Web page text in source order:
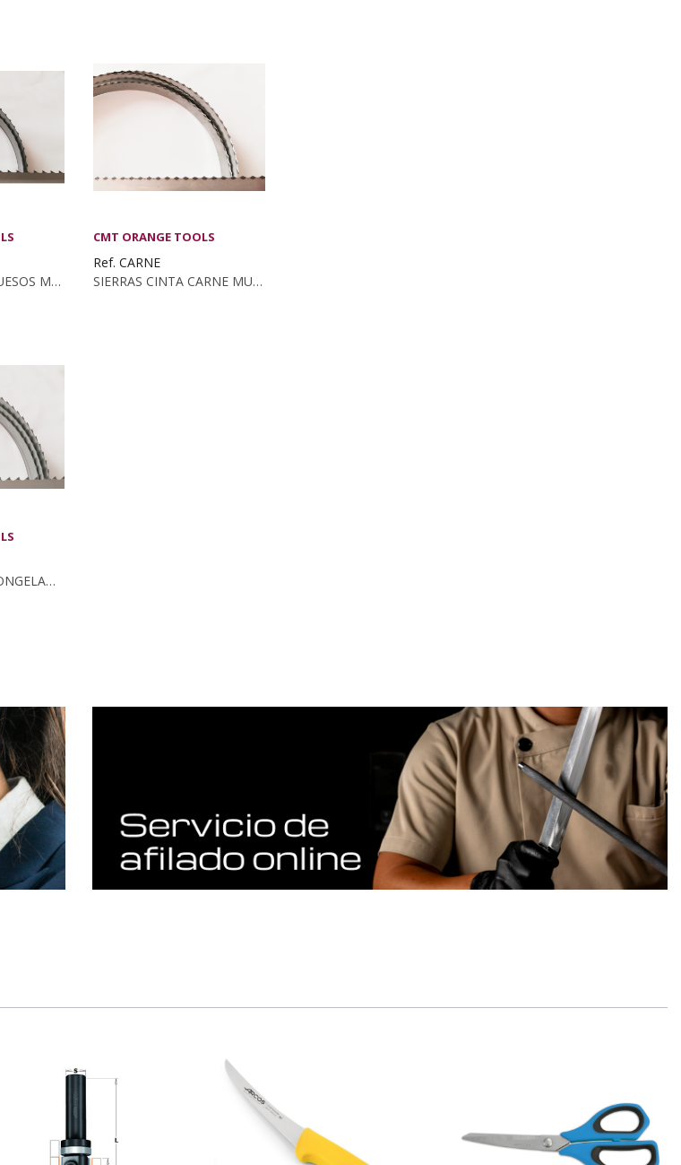
SIERRAS CINTA HUESOS MUNKFORS (4 Unidades)
SIERRAS CINTA CONGELADO MUNKFORS (4 Unidades)
CMT ORANGE TOOLS
Ref. CARNE
SIERRAS CINTA CARNE MUNKFORS (4 Unidades)